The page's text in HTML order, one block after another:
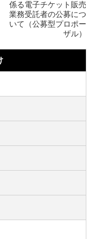
係る電子チケット販売
業務受託者の公募につ
いて（公募型プロポー
ザル）